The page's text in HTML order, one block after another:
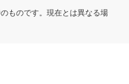
ものです。現在とは異なる場